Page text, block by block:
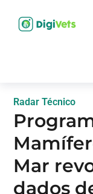
Radar Técnico
Mar
dados